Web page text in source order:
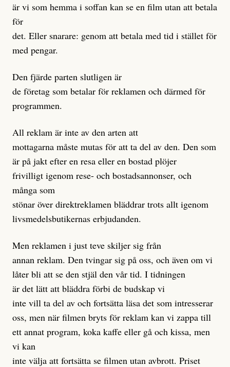
är vi som hemma i soffan kan se en film utan att betala
för
det. Eller snarare: genom att betala med tid i stället för
med pengar.
Den fjärde parten slutligen är
de företag som betalar för reklamen och därmed för
programmen.
All reklam är inte av den arten att
mottagarna måste mutas för att ta del av den. Den som
är på jakt efter en resa eller en bostad plöjer
frivilligt igenom rese- och bostadsannonser, och
många som
stönar över direktreklamen bläddrar trots allt igenom
livsmedelsbutikernas erbjudanden.
Men reklamen i just teve skiljer sig från
annan reklam. Den tvingar sig på oss, och även om vi
låter bli att se den stjäl den vår tid. I tidningen
är det lätt att bläddra förbi de budskap vi
inte vill ta del av och fortsätta läsa det som intresserar
oss, men när filmen bryts för reklam kan vi zappa till
ett annat program, koka kaffe eller gå och kissa, men
vi kan
inte välja att fortsätta se filmen utan avbrott. Priset